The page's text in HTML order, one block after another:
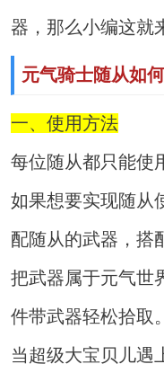
器，那么小编这就
元气骑士随从如
一、使用方法
每位随从都只能使
如果想要实现随从
配随从的武器，搭
把武器属于元气世
件带武器轻松拾取。
当超级大宝贝儿遇